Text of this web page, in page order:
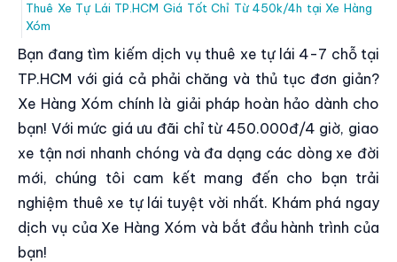
Thuê Xe Tự Lái TP.HCM Giá Tốt Chỉ Từ 450k/4h tại Xe Hàng
Xóm
Bạn đang tìm kiếm dịch vụ thuê xe tự lái 4-7 chỗ tại
TP.HCM với giá cả phải chăng và thủ tục đơn giản?
Xe Hàng Xóm chính là giải pháp hoàn hảo dành cho
bạn! Với mức giá ưu đãi chỉ từ 450.000đ/4 giờ, giao
xe tận nơi nhanh chóng và đa dạng các dòng xe đời
mới, chúng tôi cam kết mang đến cho bạn trải
nghiệm thuê xe tự lái tuyệt vời nhất. Khám phá ngay
dịch vụ của Xe Hàng Xóm và bắt đầu hành trình của
bạn!